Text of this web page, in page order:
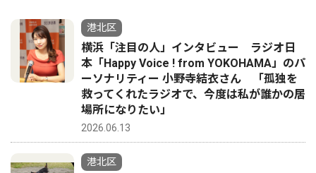
港北区
横浜「注目の人」インタビュー ラジオ日
本「Happy Voice ! from YOKOHAMA」のパ
ーソナリティー 小野寺結衣さん 「孤独を
救ってくれたラジオで、今度は私が誰かの居
場所になりたい」
2026.06.13
港北区